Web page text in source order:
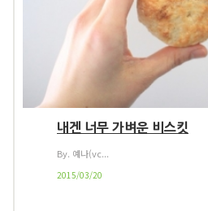
내겐 너무 가벼운 비스킷
By. 예나(vc...
2015/03/20